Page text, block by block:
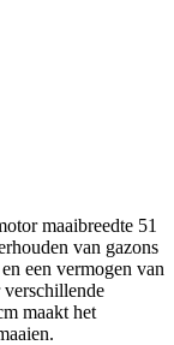
maaibreedte 51
van gazons
een vermogen van
maakt het